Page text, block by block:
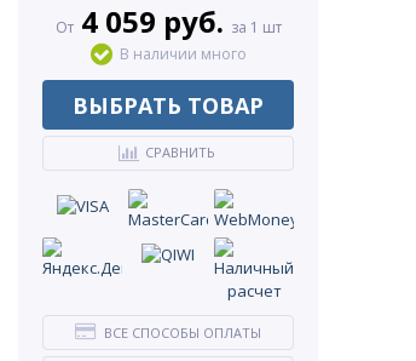
От4 059 руб. за 1 шт
В наличии много
ВЫБРАТЬ ТОВАР
СРАВНИТЬ
ВСЕ СПОСОБЫ ОПЛАТЫ